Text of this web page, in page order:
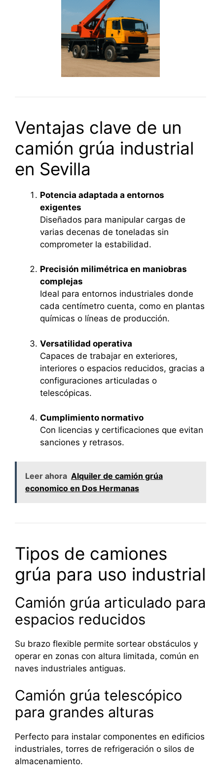
Ventajas clave de un
camión grúa industrial
en Sevilla
Potencia adaptada a entornos
exigentes
Diseñados para manipular cargas de
varias decenas de toneladas sin
comprometer la estabilidad.
Precisión milimétrica en maniobras
complejas
Ideal para entornos industriales donde
cada centímetro cuenta, como en plantas
químicas o líneas de producción.
Versatilidad operativa
Capaces de trabajar en exteriores,
interiores o espacios reducidos, gracias a
configuraciones articuladas o
telescópicas.
Cumplimiento normativo
Con licencias y certificaciones que evitan
sanciones y retrasos.
Leer ahora Alquiler de camión grúa
economico en Dos Hermanas
Tipos de camiones
grúa para uso industrial
Camión grúa articulado para
espacios reducidos
Su brazo flexible permite sortear obstáculos y
operar en zonas con altura limitada, común en
naves industriales antiguas.
Camión grúa telescópico
para grandes alturas
Perfecto para instalar componentes en edificios
industriales, torres de refrigeración o silos de
almacenamiento.